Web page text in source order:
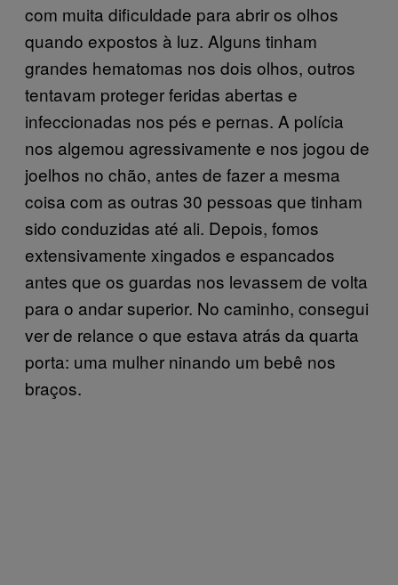
com muita dificuldade para abrir os olhos
quando expostos à luz. Alguns tinham
grandes hematomas nos dois olhos, outros
tentavam proteger feridas abertas e
infeccionadas nos pés e pernas. A polícia
nos algemou agressivamente e nos jogou de
joelhos no chão, antes de fazer a mesma
coisa com as outras 30 pessoas que tinham
sido conduzidas até ali. Depois, fomos
extensivamente xingados e espancados
antes que os guardas nos levassem de volta
para o andar superior. No caminho, consegui
ver de relance o que estava atrás da quarta
porta: uma mulher ninando um bebê nos
braços.